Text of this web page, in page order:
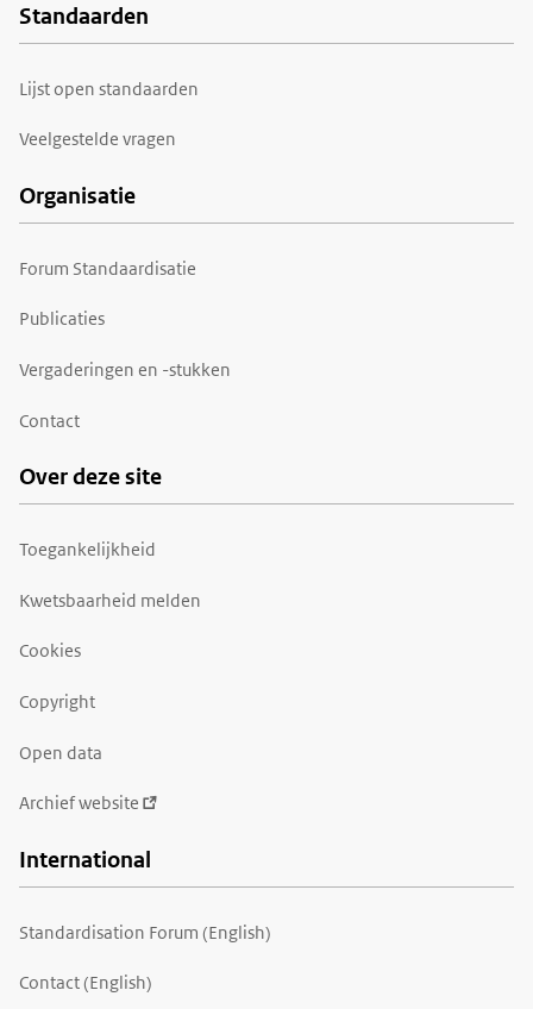
Voet
Standaarden
Lijst open standaarden
Veelgestelde vragen
Organisatie
Forum Standaardisatie
Publicaties
Vergaderingen en -stukken
Contact
Over deze site
Toegankelijkheid
Kwetsbaarheid melden
Cookies
Copyright
Open data
Archief website
International
Standardisation Forum (English)
Contact (English)